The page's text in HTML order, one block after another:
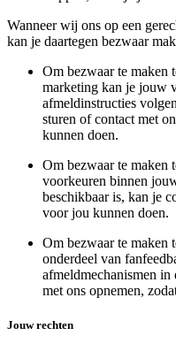
Wanneer wij ons op een
kan je daartegen bezwaar
Om bezwaar te maken
marketing kan je jouw
afmeldinstructies
sturen of contact met
kunnen doen.
Om bezwaar te maken
voorkeuren binnen
beschikbaar is, kan je
voor jou kunnen doen.
Om bezwaar te maken
onderdeel van
afmeldmechanismen
met ons opnemen,
Jouw rechten